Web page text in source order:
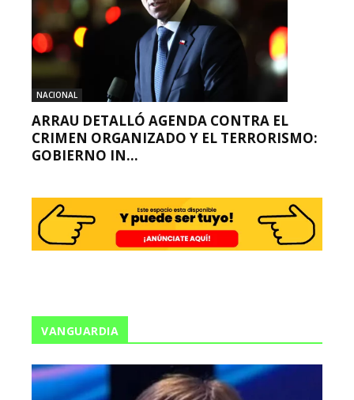
NACIONAL
ARRAU DETALLÓ AGENDA CONTRA EL
CRIMEN ORGANIZADO Y EL TERRORISMO:
GOBIERNO IN...
VANGUARDIA